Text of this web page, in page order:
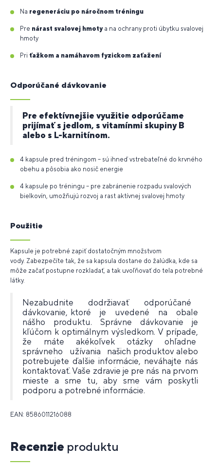
Na regeneráciu po náročnom tréningu
Pre nárast svalovej hmotya na ochrany proti úbytku svalovej
hmoty
Pri ťažkom a namáhavom fyzickom zaťažení
Odporúčané dávkovanie
Pre efektívnejšie využitie odporúčame
prijímať s jedlom, s vitamínmi skupiny B
alebo s L-karnitínom.
4 kapsule pred tréningom – sú ihneď vstrebateľné do krvného
obehu a pôsobia ako nosič energie
4 kapsule po tréningu – pre zabránenie rozpadu svalových
bielkovín, umožňujú rozvoj a rast aktívnej svalovej hmoty
Použitie
Kapsule je potrebné zapiť dostatočným množstvom
vody. Zabezpečíte tak, že sa kapsula dostane do žalúdka, kde sa
môže začať postupne rozkladať, a tak uvoľňovať do tela potrebné
látky.
Nezabudnite dodržiavať odporúčané
dávkovanie, ktoré je uvedené na obale
nášho produktu. Správne dávkovanie je
kľúčom k optimálnym výsledkom. V prípade,
že máte akékoľvek otázky ohľadne
správneho užívania našich produktov alebo
potrebujete ďalšie informácie, neváhajte nás
kontaktovať. Vaše zdravie je pre nás na prvom
mieste a sme tu, aby sme vám poskytli
podporu a potrebné informácie.
EAN: 8586011216088
Recenzie produktu